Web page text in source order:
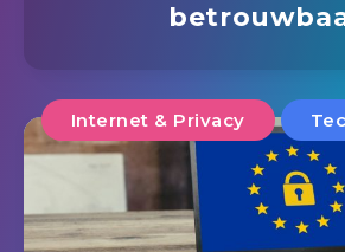
Internet & Privacy